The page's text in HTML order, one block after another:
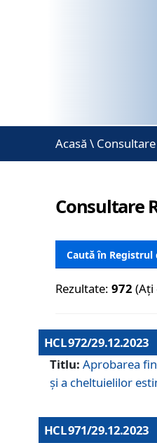
Acasă \
Consultare
Caută în
Rezultate:972 (Ați
HCL 972/29.12.2023
Titlu: Aprobarea
și a cheltuielilor
HCL 971/29.12.2023